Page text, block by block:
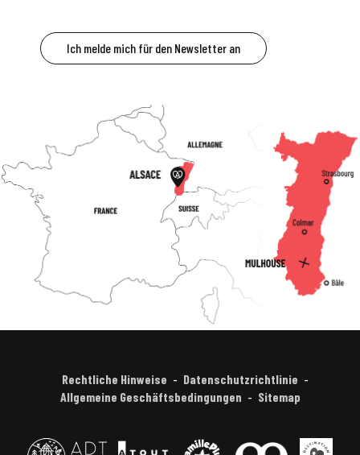
Ich melde mich für den Newsletter an
Rechtliche Hinweise
Datenschutzrichtlinie
Allgemeine Geschäftsbedingungen
Sitemap